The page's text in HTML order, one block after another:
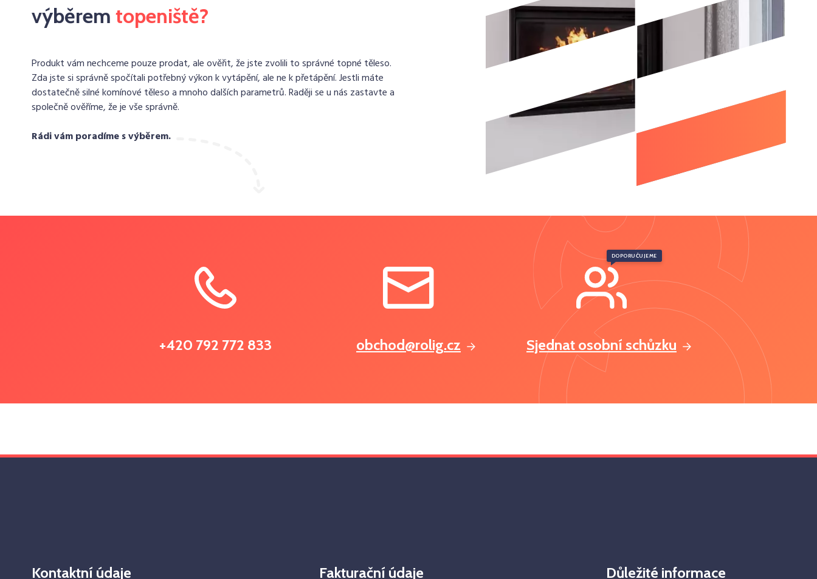
výběrem topeniště?
Produkt vám nechceme pouze prodat, ale ověřit, že jste zvolili to správné topné těleso.
Zda jste si správně spočítali potřebný výkon k vytápění, ale ne k přetápění. Jestli máte
dostatečně silné komínové těleso a mnoho dalších parametrů. Raději se u nás zastavte a
společně ověříme, že je vše správně.
Rádi vám poradíme s výběrem.
+420 792 772 833 obchod@rolig.cz Sjednat osobní schůzku
DOPORUČUJEME
Kontaktní údaje Fakturační údaje Důležité informace